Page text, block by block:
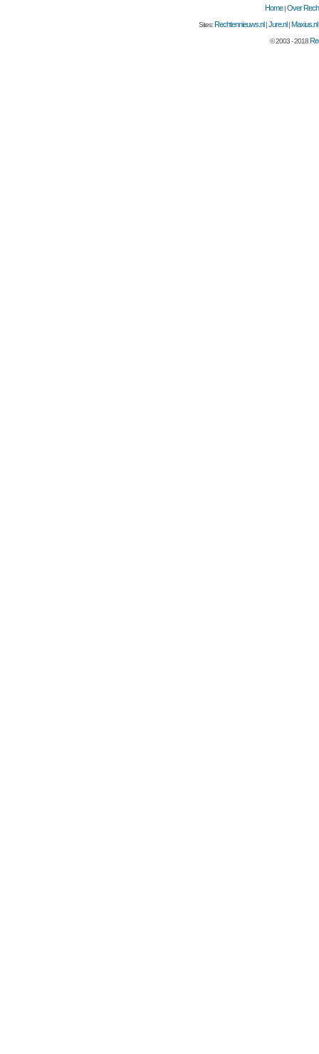
Home|Over
Sites:Rechtennieuws.nl |Jure.nl |Maxius.nl
© 2003 - 2018